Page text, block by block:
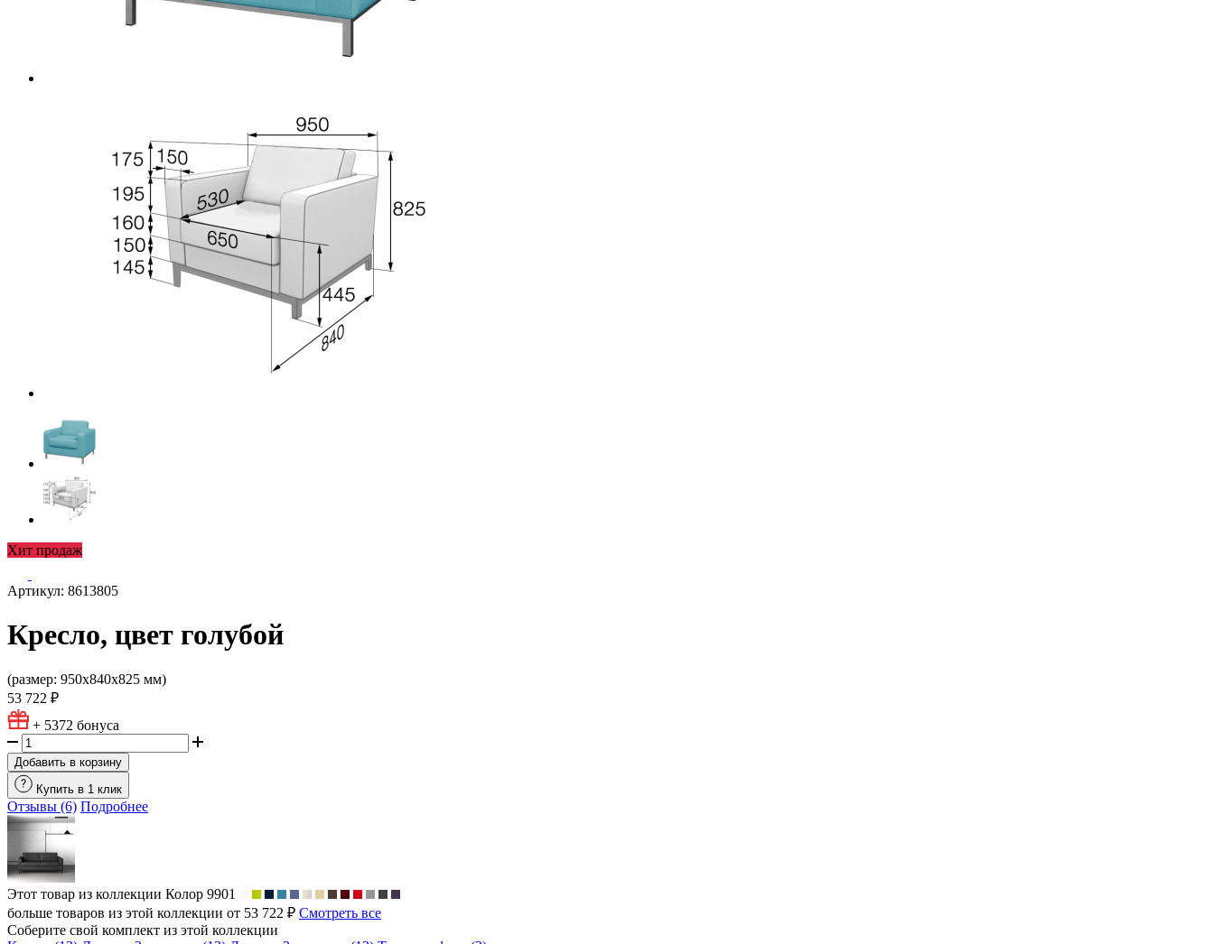
Хит продаж
Артикул: 8613805
Кресло, цвет голубой
(размер: 950х840х825 мм)
53 722 ₽
+ 5372 бонуса
Добавить в корзину
Купить в 1 клик
Отзывы (6) Подробнее
Этот товар из коллекции Колор 9901
больше товаров из этой коллекции от 53 722 ₽ Смотреть все
Соберите свой комплект из этой коллекции